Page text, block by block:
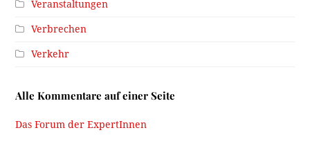
Veranstaltungen
Verbrechen
Verkehr
Alle Kommentare auf einer Seite
Das Forum der ExpertInnen